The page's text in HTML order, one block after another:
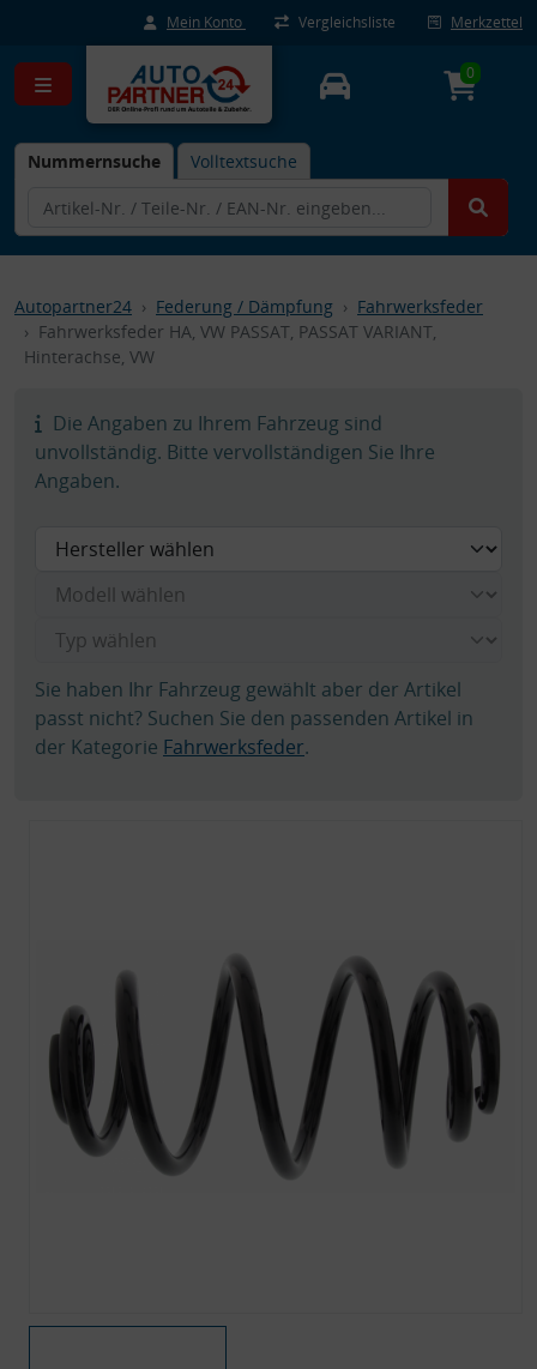
Mein Konto Vergleichsliste Merkzettel
Nummernsuche Volltextsuche
0
Autopartner24 Federung / Dämpfung
Fahrwerksfeder
Fahrwerksfeder HA, VW PASSAT, PASSAT VARIANT,
Hinterachse, VW
Die Angaben zu Ihrem Fahrzeug sind
unvollständig. Bitte vervollständigen Sie Ihre
Angaben.
Sie haben Ihr Fahrzeug gewählt aber der Artikel
passt nicht? Suchen Sie den passenden Artikel in
der Kategorie Fahrwerksfeder.